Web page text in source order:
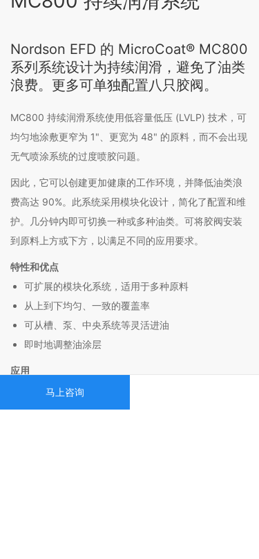
马上咨询
Nordson EFD 的 MicroCoat® MC800
系列系统设计为持续润滑，避免了油类
浪费。更多可单独配置八只胶阀。
MC800 持续润滑系统使用低容量低压 (LVLP) 技术，可
均匀地涂敷更窄为 1"、更宽为 48" 的原料，而不会出现
无气喷涂系统的过度喷胶问题。
因此，它可以创建更加健康的工作环境，并降低油类浪
费高达 90%。此系统采用模块化设计，简化了配置和维
护。几分钟内即可切换一种或多种油类。可将胶阀安装
到原料上方或下方，以满足不同的应用要求。
特性和优点
可扩展的模块化系统，适用于多种原料
从上到下均匀、一致的覆盖率
可从槽、泵、中央系统等灵活进油
即时地调整油涂层
应用
高速冲压
散热片的成型